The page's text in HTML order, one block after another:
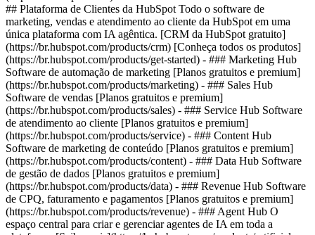
## Plataforma de Clientes da HubSpot Todo o software de
marketing, vendas e atendimento ao cliente da HubSpot em uma
única plataforma com IA agêntica. [CRM da HubSpot gratuito]
(https://br.hubspot.com/products/crm) [Conheça todos os produtos]
(https://br.hubspot.com/products/get-started) - ### Marketing Hub
Software de automação de marketing [Planos gratuitos e premium]
(https://br.hubspot.com/products/marketing) - ### Sales Hub
Software de vendas [Planos gratuitos e premium]
(https://br.hubspot.com/products/sales) - ### Service Hub Software
de atendimento ao cliente [Planos gratuitos e premium]
(https://br.hubspot.com/products/service) - ### Content Hub
Software de marketing de conteúdo [Planos gratuitos e premium]
(https://br.hubspot.com/products/content) - ### Data Hub Software
de gestão de dados [Planos gratuitos e premium]
(https://br.hubspot.com/products/data) - ### Revenue Hub Software
de CPQ, faturamento e pagamentos [Planos gratuitos e premium]
(https://br.hubspot.com/products/revenue) - ### Agent Hub O
espaço central para criar e gerenciar agentes de IA em toda a